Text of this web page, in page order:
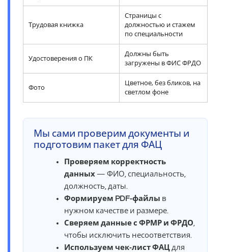
Трудовая книжка
Страницы с
должностью и стажем
по специальности
Удостоверения о ПК
Должны быть
загружены в ФИС ФРДО
Фото
Цветное, без бликов, на
светлом фоне
Мы сами проверим документы и
подготовим пакет для ФАЦ
Проверяем корректность
данных — ФИО, специальность,
должность, даты.
Формируем PDF‑файлы в
нужном качестве и размере.
Сверяем данные с ФРМР и ФРДО
чтобы исключить несоответствия.
Используем чек‑лист ФАЦ для